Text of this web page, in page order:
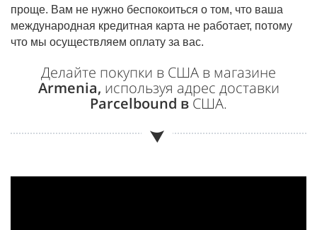
проще. Вам не нужно беспокоиться о том, что ваша
международная кредитная карта не работает, потому
что мы осуществляем оплату за вас.
Делайте покупки в США в магазине
Armenia, используя адрес доставки
Parcelbound в США.